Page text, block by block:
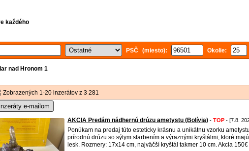
každého
PSČ (miesto): Okolie:
nad Hronom 1
Zobrazených 1-20 inzerátov z 3 281
e-mailom
AKCIA Predám nádhernú drúzu ametystu (Bolívia) - TOP - [7.8.
Ponúkam na predaj túto esteticky krásnu a unikátnu vzorku
prírodnú drúzu so sýtym sfarbením a výraznými kryštálmi, ktoré
lesk. Rozmery: 17x14 cm, najväčší kryštál takmer 10 cm. Akcia 150€